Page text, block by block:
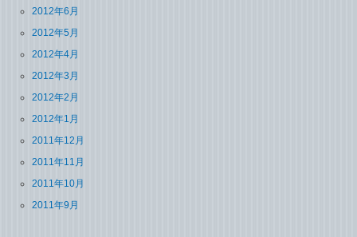
2012年6月
2012年5月
2012年4月
2012年3月
2012年2月
2012年1月
2011年12月
2011年11月
2011年10月
2011年9月